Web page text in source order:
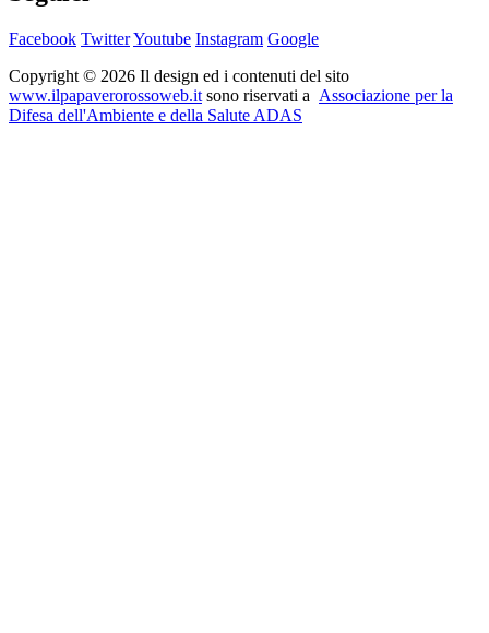
Facebook TwitterYoutube Instagram Google
Copyright © 2026 Il design ed i contenuti del sito
www.ilpapaverorossoweb.it sono riservati a Associazione per la
Difesa dell'Ambiente e della Salute ADAS